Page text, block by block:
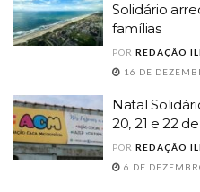
Solidário
famílias
POR REDAÇÃO
16 DE
Natal
20, 21 e 22
POR REDAÇÃO
6 DE